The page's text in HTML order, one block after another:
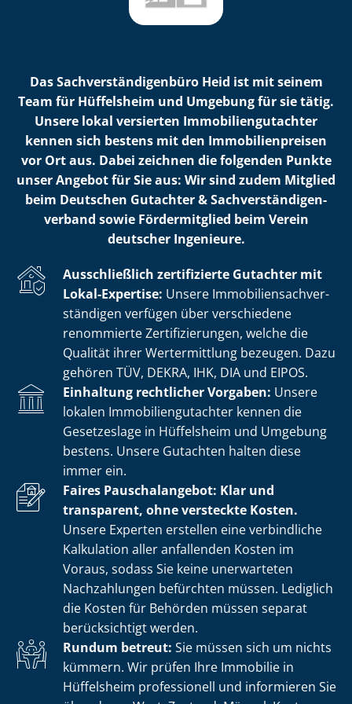
Das Sach­ver­stän­di­gen­bü­ro Heid ist mit seinem
Team für Hüffelsheim und Umgebung für sie tätig.
Unsere lokal versierten Im­mo­bi­li­en­gut­ach­ter
kennen sich bestens mit den Im­mo­bi­li­en­prei­sen
vor Ort aus. Dabei zeichnen die folgenden Punkte
unser Angebot für Sie aus: Wir sind zudem Mitglied
beim Deutschen Gutachter & Sach­ver­stän­di­gen­
ver­band sowie Fördermitglied beim Verein
deutscher Ingenieure.
Ausschließlich zertifizierte Gutachter mit
Lokal-Expertise: Unsere Im­mo­bi­li­en­sach­ver­
stän­di­gen verfügen über verschiedene
renommierte Zer­ti­fi­zie­run­gen, welche die
Qualität ihrer Wertermittlung bezeugen. Dazu
gehören TÜV, DEKRA, IHK, DIA und EIPOS.
Einhaltung rechtlicher Vorgaben: Unsere
lokalen Im­mo­bi­li­en­gut­ach­ter kennen die
Gesetzeslage in Hüffelsheim und Umgebung
bestens. Unsere Gutachten halten diese
immer ein.
Faires Pauschalangebot: Klar und
transparent, ohne versteckte Kosten.
Unsere Experten erstellen eine verbindliche
Kalkulation aller anfallenden Kosten im
Voraus, sodass Sie keine unerwarteten
Nachzahlungen befürchten müssen. Lediglich
die Kosten für Behörden müssen separat
berücksichtigt werden.
Rundum betreut: Sie müssen sich um nichts
kümmern. Wir prüfen Ihre Immobilie in
Hüffelsheim professionell und informieren Sie